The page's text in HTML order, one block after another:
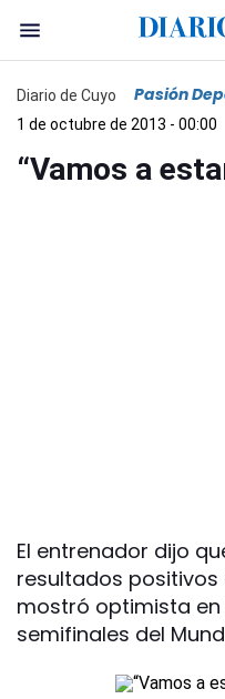
Diario de Cuyo Pasión
1 de octubre de 2013 - 00:00
“Vamos a
El entrenador dijo
resultados positivos
mostró optimista
semifinales del